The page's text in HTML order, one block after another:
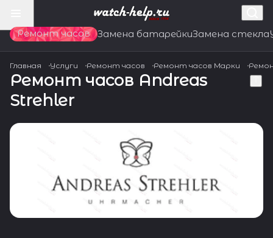
Ремонт часов Замена батарейкиЗамена стекла
Главная Услуги Ремонт часов Ремонт часов Марки
Ремонт часов Andreas
Strehler